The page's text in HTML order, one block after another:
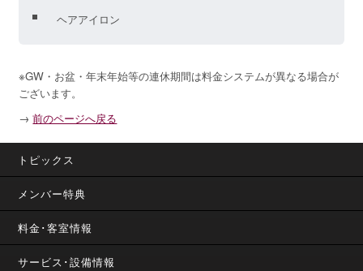
ヘアアイロン
※GW・お盆・年末年始等の連休期間は料金システムが異なる場合が
ございます。
→ 前のページへ戻る
トピックス
メンバー特典
料金･客室情報
サービス･設備情報